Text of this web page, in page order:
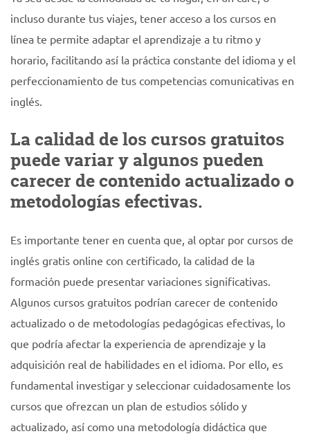
incluso durante tus viajes, tener acceso a los cursos en
línea te permite adaptar el aprendizaje a tu ritmo y
horario, facilitando así la práctica constante del idioma y el
perfeccionamiento de tus competencias comunicativas en
inglés.
La calidad de los cursos gratuitos
puede variar y algunos pueden
carecer de contenido actualizado o
metodologías efectivas.
Es importante tener en cuenta que, al optar por cursos de
inglés gratis online con certificado, la calidad de la
formación puede presentar variaciones significativas.
Algunos cursos gratuitos podrían carecer de contenido
actualizado o de metodologías pedagógicas efectivas, lo
que podría afectar la experiencia de aprendizaje y la
adquisición real de habilidades en el idioma. Por ello, es
fundamental investigar y seleccionar cuidadosamente los
cursos que ofrezcan un plan de estudios sólido y
actualizado, así como una metodología didáctica que